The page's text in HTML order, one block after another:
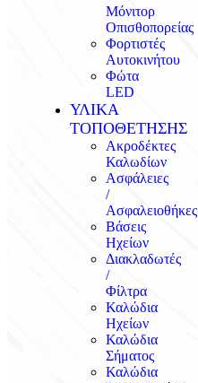
Μόνιτορ
Οπισθοπορείας
Φορτιστές
Αυτοκινήτου
Φώτα
LED
ΥΛΙΚΑ
ΤΟΠΟΘΕΤΗΣΗΣ
Ακροδέκτες
Καλωδίων
Ασφάλειες
/
Ασφαλειοθήκες
Βάσεις
Ηχείων
Διακλαδωτές
/
Φίλτρα
Καλώδια
Ηχείων
Καλώδια
Σήματος
Καλώδια